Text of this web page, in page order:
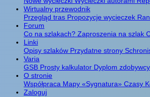
Wirtualny przewodnik
Przegląd tras Propozycje wycieczek
Forum
Co na szlakach? Zaproszenia na szlak
Linki
Opisy szlaków Przydatne strony
Varia
GSB Prosty kalkulator Dyplom zdobywcy
O stronie
Współpraca Mapy «Sygnatura» Czasy
Zaloguj